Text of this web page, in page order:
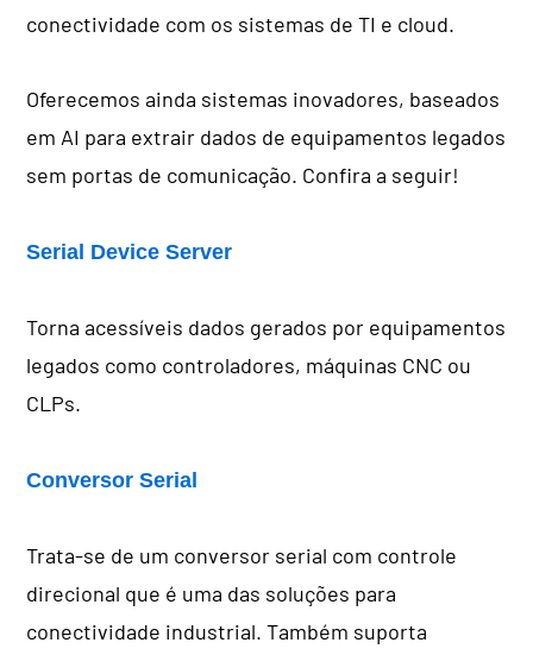
conectividade com os sistemas de TI e cloud.
Oferecemos ainda sistemas inovadores, baseados
em AI para extrair dados de equipamentos legados
sem portas de comunicação. Confira a seguir!
Serial Device Server
Torna acessíveis dados gerados por equipamentos
legados como controladores, máquinas CNC ou
CLPs.
Conversor Serial
Trata-se de um conversor serial com controle
direcional que é uma das soluções para
conectividade industrial. Também suporta